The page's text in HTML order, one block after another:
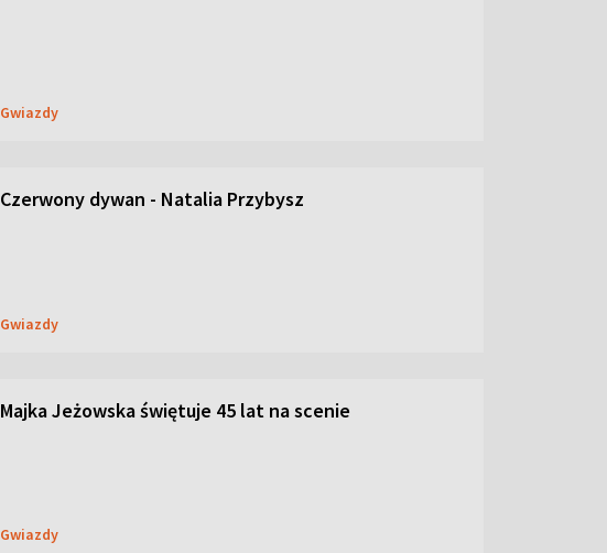
Gwiazdy
Czerwony dywan - Natalia Przybysz
Gwiazdy
Majka Jeżowska świętuje 45 lat na scenie
Gwiazdy